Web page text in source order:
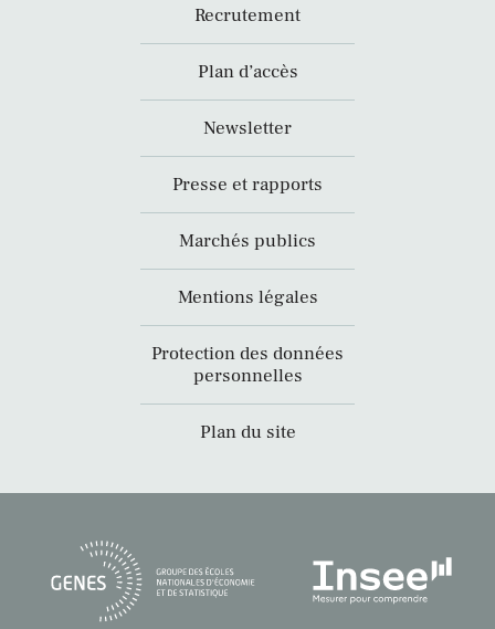
Recrutement
Plan d’accès
Newsletter
Presse et rapports
Marchés publics
Mentions légales
Protection des données
personnelles
Plan du site